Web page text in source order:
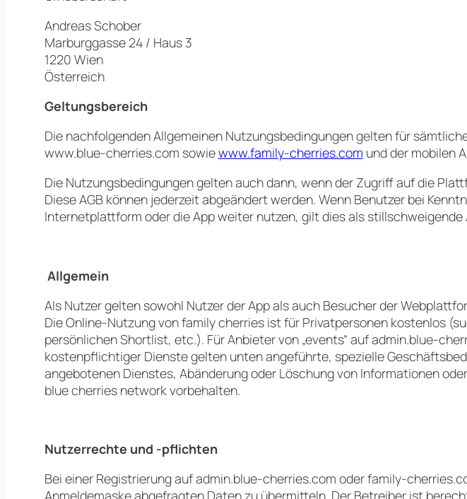
Andreas Schober
Marburggasse 24 / Haus 3
1220 Wien
Österreich
Geltungsbereich
Die nachfolgenden Allgemeinen Nutzungsbedingungen gelten für
www.blue-cherries.com sowiewww.family-cherries.com und der mobilen
Die Nutzungsbedingungen gelten auch dann, wenn der Zugriff auf die
Diese AGB können jederzeit abgeändert werden. Wenn Benutzer bei
Internetplattform oder die App weiter nutzen, gilt dies als stillschweigende
Allgemein
Als Nutzer gelten sowohl Nutzer der App als auch Besucher der
Die Online-Nutzung von family cherries ist für Privatpersonen kostenlos
persönlichen Shortlist, etc.). Für Anbieter von „events“ auf admin.blue-
kostenpflichtiger Dienste gelten unten angeführte, spezielle
angebotenen Dienstes, Abänderung oder Löschung von Informationen
blue cherries network vorbehalten.
Nutzerrechte und -pflichten
Bei einer Registrierung auf admin.blue-cherries.com oder family-